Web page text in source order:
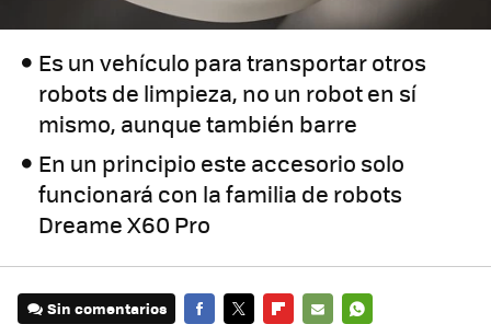
Es un vehículo para transportar otros
robots de limpieza, no un robot en sí
mismo, aunque también barre
En un principio este accesorio solo
funcionará con la familia de robots
Dreame X60 Pro
Sin comentarios